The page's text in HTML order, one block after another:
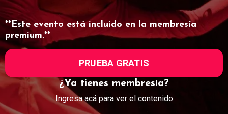
**Este evento está incluido en la membresía
premium.**
PRUEBA GRATIS
¿Ya tienes membresía?
Ingresa acá para ver el contenido